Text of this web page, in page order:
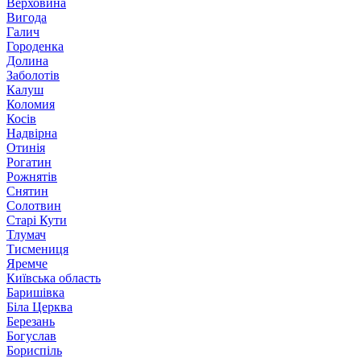
Верховина
Вигода
Галич
Городенка
Долина
Заболотів
Калуш
Коломия
Косів
Надвірна
Отинія
Рогатин
Рожнятів
Снятин
Солотвин
Старі Кути
Тлумач
Тисмениця
Яремче
Київська область
Баришівка
Біла Церква
Березань
Богуслав
Бориспіль